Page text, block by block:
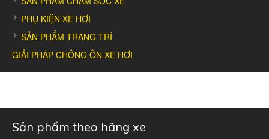
PHỤ KIỆN XE HƠI
SẢN PHẨM TRANG TRÍ
GIẢI PHÁP CHỐNG ỒN XE HƠI
Sản phẩm theo hãng xe